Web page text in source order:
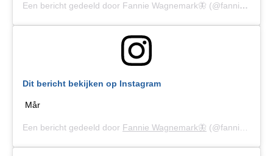
Een bericht gedeeld door Fannie Wagnemark🦋 (@fanniewagnemark)
Dit bericht bekijken op Instagram
Mår
Een bericht gedeeld door Fannie Wagnemark🦋 (@fanniewagnemark) op